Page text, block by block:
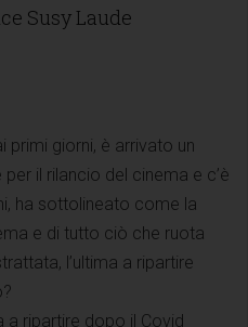
Susy Laude
primi giorni, è arrivato un
il rilancio del cinema e c’è
ha sottolineato come la
e di tutto ciò che ruota
l’ultima a ripartire
a ripartire dopo il Covid